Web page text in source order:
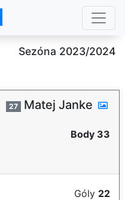
Sezóna 2023/2024
27 Matej Janke
Body 33
Góly 22